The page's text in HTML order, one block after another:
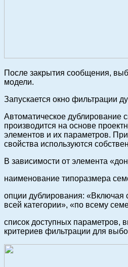
После закрытия сообщения,
модели.
Запускается окно фильтрации
Автоматическое дублирование
производится на основе
элементов и их параметров.
свойства используются
В зависимости от элемента
наименование типоразмера
опции дублирования:
всей категории», «по всему
список доступных параметров,
критериев фильтрации для